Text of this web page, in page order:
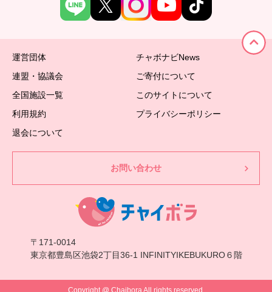
運営団体
チャボナビNews
連盟・協議会
ご寄付について
全国施設一覧
このサイトについて
利用規約
プライバシーポリシー
退会について
お問い合わせ
〒171-0014
東京都豊島区池袋2丁目36-1 INFINITYIKEBUKURO６階
Copyright @ Chaibora All rights reserved.